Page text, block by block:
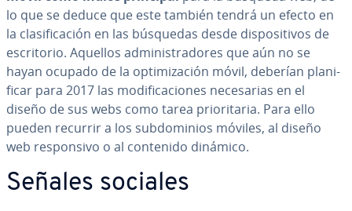
lo que se deduce que este también tendrá un efecto en
la cla­si­fi­ca­ción en las búsquedas desde di­s­po­si­ti­vos de
es­cri­to­rio. Aquellos ad­mi­ni­s­tra­do­res que aún no se
hayan ocupado de la op­ti­mi­za­ción móvil, deberían pla­ni­
fi­car para 2017 las mo­di­fi­ca­cio­nes ne­ce­sa­rias en el
diseño de sus webs como tarea prio­ri­ta­ria. Para ello
pueden recurrir a los su­b­do­mi­nios móviles, al diseño
web re­s­po­n­si­vo o al contenido dinámico.
Señales sociales